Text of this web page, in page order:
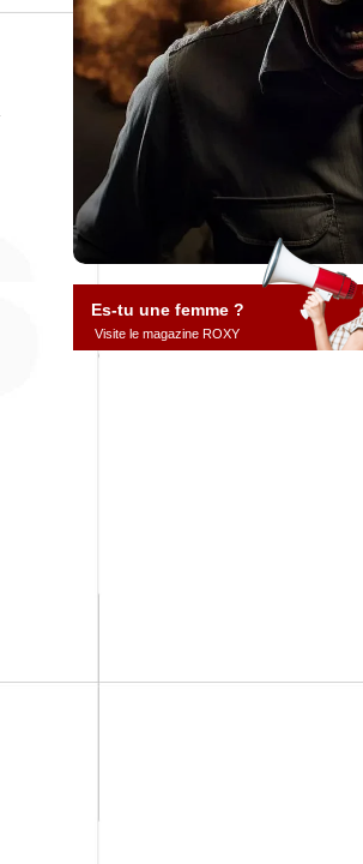
Es-tu une femme ?
Visite le magazine ROXY